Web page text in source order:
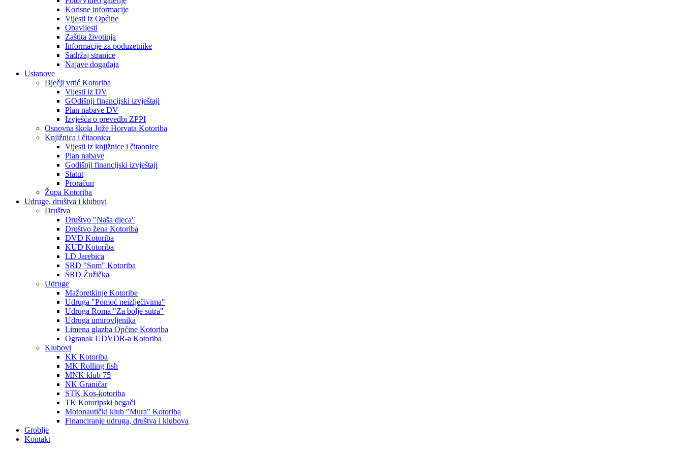
Korisne informacije
Vijesti iz Općine
Obavijesti
Zaštita životinja
Informacije za poduzetnike
Sadržaj stranice
Najave događaja
Ustanove
Dječji vrtić Kotoriba
Vijesti iz DV
GOdišnji financijski izvještaji
Plan nabave DV
Izvješća o prevedbi ZPPI
Osnovna škola Jože Horvata Kotoriba
Knjižnica i čitaonica
Vijesti iz knjižnice i čitaonice
Plan nabave
Godišnji financijski izvještaji
Statut
Proračun
Župa Kotoriba
Udruge, društva i klubovi
Društva
Društvo "Naša djeca"
Društvo žena Kotoriba
DVD Kotoriba
KUD Kotoriba
LD Jarebica
SRD "Som" Kotoriba
ŠRD Žužička
Udruge
Mažoretkinje Kotoribe
Udruga "Pomoć neizlječivima"
Udruga Roma "Za bolje sutra"
Udruga umirovljenika
Limena glazba Općine Kotoriba
Ogranak UDVDR-a Kotoriba
Klubovi
KK Kotoriba
MK Rolling fish
MNK klub 75
NK Graničar
STK Kos-kotoriba
TK Kotoripski begači
Motonautički klub "Mura" Kotoriba
Financiranje udruga, društva i klubova
Groblje
Kontakt